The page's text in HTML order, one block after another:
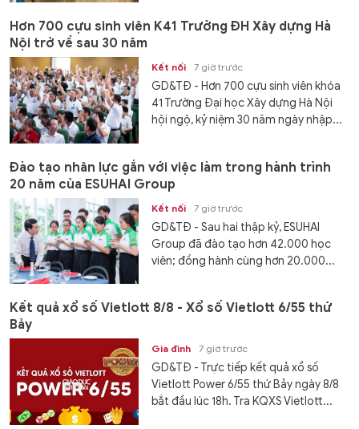
Hơn 700 cựu sinh viên K41 Trường ĐH Xây dựng Hà
Nội trở về sau 30 năm
Kết nối 7 giờ trước
GD&TĐ - Hơn 700 cựu sinh viên khóa
41 Trường Đại học Xây dựng Hà Nội
hội ngộ, kỷ niệm 30 năm ngày nhập...
Đào tạo nhân lực gắn với việc làm trong hành trình
20 năm của ESUHAI Group
Kết nối 7 giờ trước
GD&TĐ - Sau hai thập kỷ, ESUHAI
Group đã đào tạo hơn 42.000 học
viên; đồng hành cùng hơn 20.000...
Kết quả xổ số Vietlott 8/8 - Xổ số Vietlott 6/55 thứ
Bảy
Gia đình 7 giờ trước
GD&TĐ - Trực tiếp kết quả xổ số
Vietlott Power 6/55 thứ Bảy ngày 8/8
bắt đầu lúc 18h. Tra KQXS Vietlott...